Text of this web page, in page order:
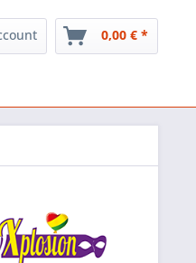
0,00 € *